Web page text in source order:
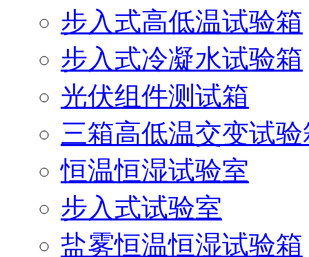
步入式高低温试验箱
步入式冷凝水试验箱
光伏组件测试箱
三箱高低温交变试验
恒温恒湿试验室
步入式试验室
盐雾恒温恒湿试验箱